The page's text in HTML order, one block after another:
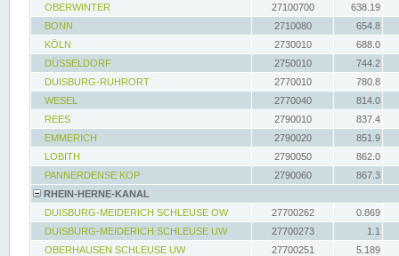
OBERWINTER
27100700
638.19
BONN
2710080
654.8
KÖLN
2730010
688.0
DÜSSELDORF
2750010
744.2
DUISBURG-RUHRORT
2770010
780.8
WESEL
2770040
814.0
REES
2790010
837.4
EMMERICH
2790020
851.9
LOBITH
2790050
862.0
PANNERDENSE KOP
2790060
867.3
RHEIN-HERNE-KANAL
DUISBURG-MEIDERICH SCHLEUSE OW
27700262
0.869
DUISBURG-MEIDERICH SCHLEUSE UW
27700273
1.1
OBERHAUSEN SCHLEUSE UW
27700251
5.189